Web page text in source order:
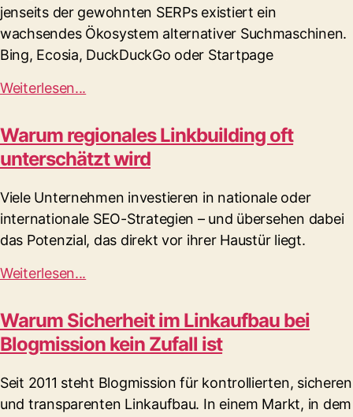
jenseits der gewohnten SERPs existiert ein
wachsendes Ökosystem alternativer Suchmaschinen.
Bing, Ecosia, DuckDuckGo oder Startpage
Weiterlesen...
Warum regionales Linkbuilding oft
unterschätzt wird
Viele Unternehmen investieren in nationale oder
internationale SEO-Strategien – und übersehen dabei
das Potenzial, das direkt vor ihrer Haustür liegt.
Weiterlesen...
Warum Sicherheit im Linkaufbau bei
Blogmission kein Zufall ist
Seit 2011 steht Blogmission für kontrollierten, sicheren
und transparenten Linkaufbau. In einem Markt, in dem